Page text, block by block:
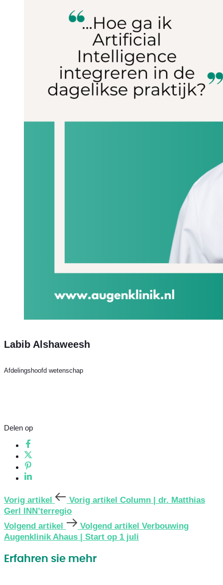
Labib Alshaweesh
Afdelingshoofd wetenschap
Delen op
Vorig artikel Vorig artikel Column | dr. Matthias
Gerl INN’terregio
Volgend artikel
Volgend artikel Verbouwing
Augenklinik Ahaus | Start op 1 juli
Erfahren sie mehr